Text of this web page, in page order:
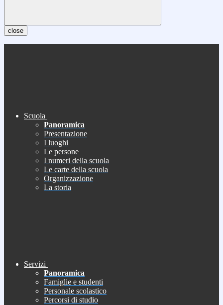
close
Scuola
Panoramica
Presentazione
I luoghi
Le persone
I numeri della scuola
Le carte della scuola
Organizzazione
La storia
Servizi
Panoramica
Famiglie e studenti
Personale scolastico
Percorsi di studio